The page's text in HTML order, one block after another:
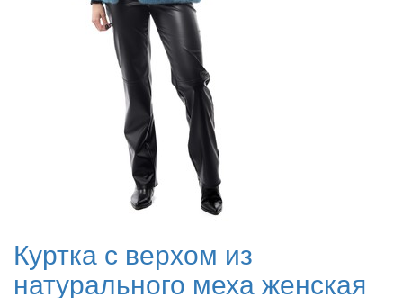
Куртка с верхом из
натурального меха женская